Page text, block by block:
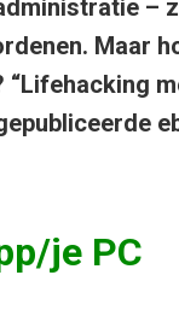
–
Maar
“Lifehacking
je PC